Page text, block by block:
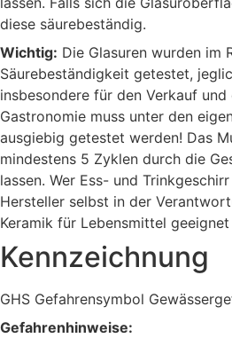
diese säurebeständig.
Wichtig: Die Glasuren wurden im
Säurebeständigkeit getestet,
insbesondere für den Verkauf und
Gastronomie muss unter den
ausgiebig getestet werden! Das
mindestens 5 Zyklen durch die
lassen. Wer Ess- und
Hersteller selbst in der
Keramik für Lebensmittel
Kennzeichnung
GHS Gefahrensymbol
Gefahrenhinweise: